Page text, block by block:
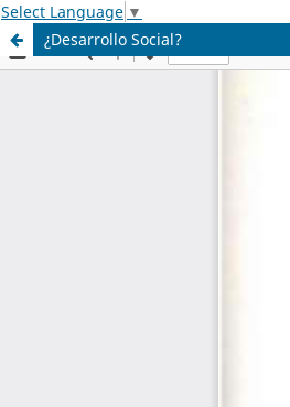
Select Language ▼
¿Desarrollo Social?